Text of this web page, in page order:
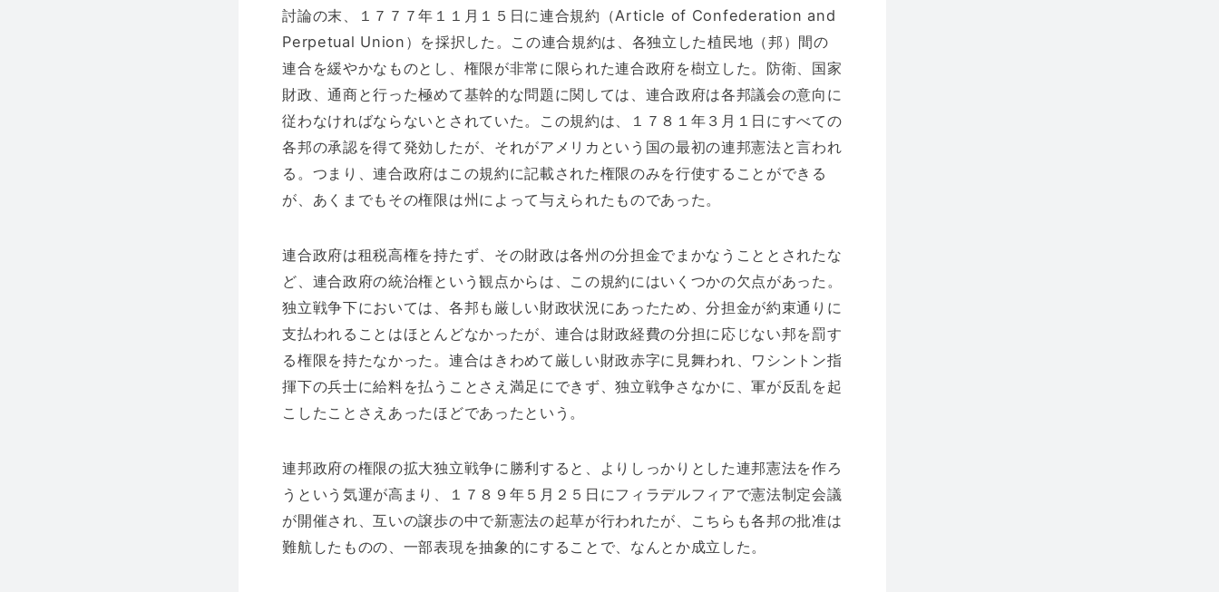
討論の末、１７７７年１１月１５日に連合規約（Article of Confederation and
Perpetual Union）を採択した。この連合規約は、各独立した植民地（邦）間の
連合を緩やかなものとし、権限が非常に限られた連合政府を樹立した。防衛、国家
財政、通商と行った極めて基幹的な問題に関しては、連合政府は各邦議会の意向に
従わなければならないとされていた。この規約は、１７８１年３月１日にすべての
各邦の承認を得て発効したが、それがアメリカという国の最初の連邦憲法と言われ
る。つまり、連合政府はこの規約に記載された権限のみを行使することができる
が、あくまでもその権限は州によって与えられたものであった。
連合政府は租税高権を持たず、その財政は各州の分担金でまかなうこととされたな
ど、連合政府の統治権という観点からは、この規約にはいくつかの欠点があった。
独立戦争下においては、各邦も厳しい財政状況にあったため、分担金が約束通りに
支払われることはほとんどなかったが、連合は財政経費の分担に応じない邦を罰す
る権限を持たなかった。連合はきわめて厳しい財政赤字に見舞われ、ワシントン指
揮下の兵士に給料を払うことさえ満足にできず、独立戦争さなかに、軍が反乱を起
こしたことさえあったほどであったという。
連邦政府の権限の拡大独立戦争に勝利すると、よりしっかりとした連邦憲法を作ろ
うという気運が高まり、１７８９年５月２５日にフィラデルフィアで憲法制定会議
が開催され、互いの譲歩の中で新憲法の起草が行われたが、こちらも各邦の批准は
難航したものの、一部表現を抽象的にすることで、なんとか成立した。